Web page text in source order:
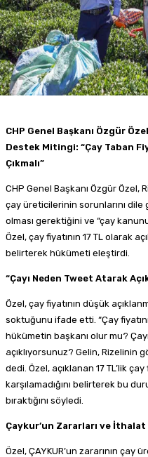
CHP Genel Başkanı Özgür
Destek Mitingi: “Çay Taban
Çıkmalı”
CHP Genel Başkanı Özgür Özel,
çay üreticilerinin sorunlarını dile
olması gerektiğini ve “çay
Özel, çay fiyatının 17 TL olarak
belirterek hükümeti eleştirdi.
“Çayı Neden Tweet Atarak
Özel, çay fiyatının düşük
soktuğunu ifade etti. “Çay
hükümetin başkanı olur mu?
açıklıyorsunuz? Gelin, Rizelinin
dedi. Özel, açıklanan 17 TL’lik
karşılamadığını belirterek bu
bıraktığını söyledi.
Çaykur’un Zararları ve
Özel, ÇAYKUR’un zararının çay